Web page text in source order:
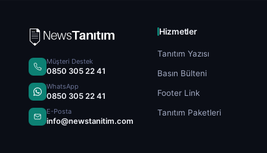
Müşteri Destek
0850 305 22 41
WhatsApp
0850 305 22 41
E-Posta
info@newstanitim.com
Hizmetler
Tanıtım Yazısı
Basın Bülteni
Footer Link
Tanıtım Paketleri